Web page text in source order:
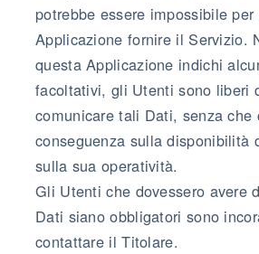
potrebbe essere impossibile per
Applicazione fornire il Servizio.
questa Applicazione indichi
facoltativi, gli Utenti sono liberi
comunicare tali Dati, senza che
conseguenza sulla disponibilità
sulla sua operatività.
Gli Utenti che dovessero avere
Dati siano obbligatori sono
contattare il Titolare.